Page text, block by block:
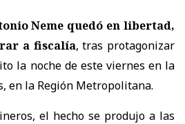
Neme quedó en libertad,
a fiscalía, tras protagonizar
la noche de este viernes en la
en la Región Metropolitana.
el hecho se produjo a las